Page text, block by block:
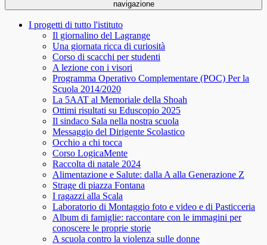
navigazione
I progetti di tutto l'istituto
Il giornalino del Lagrange
Una giornata ricca di curiosità
Corso di scacchi per studenti
A lezione con i visori
Programma Operativo Complementare (POC) Per la
Scuola 2014/2020
La 5AAT al Memoriale della Shoah
Ottimi risultati su Eduscopio 2025
Il sindaco Sala nella nostra scuola
Messaggio del Dirigente Scolastico
Occhio a chi tocca
Corso LogicaMente
Raccolta di natale 2024
Alimentazione e Salute: dalla A alla Generazione Z
Strage di piazza Fontana
I ragazzi alla Scala
Laboratorio di Montaggio foto e video e di Pasticceria
Album di famiglie: raccontare con le immagini per
conoscere le proprie storie
A scuola contro la violenza sulle donne